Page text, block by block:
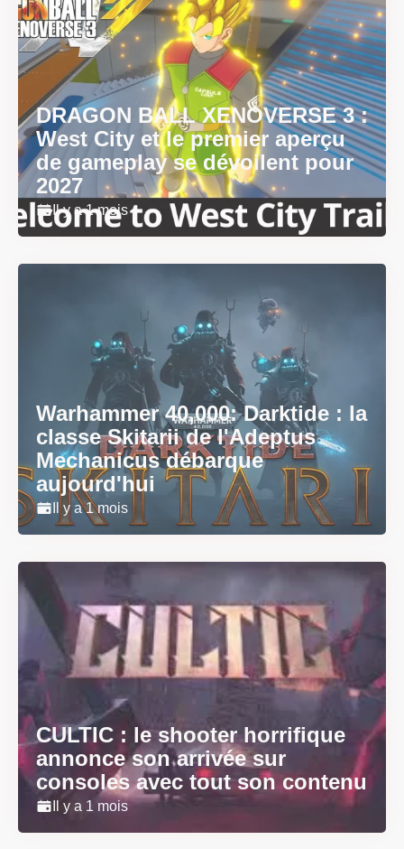
DRAGON BALL XENOVERSE 3 :
West City et le premier aperçu
de gameplay se dévoilent pour
2027
Il y a 1 mois
Warhammer 40,000: Darktide : la
classe Skitarii de l'Adeptus
Mechanicus débarque
aujourd'hui
Il y a 1 mois
CULTIC : le shooter horrifique
annonce son arrivée sur
consoles avec tout son contenu
Il y a 1 mois